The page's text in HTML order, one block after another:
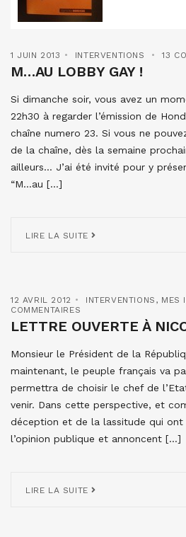
1 JUIN 2013 INTERVENTIONS 13
M…AU LOBBY GAY !
Si dimanche soir, vous avez un
22h30 à regarder l’émission de
chaîne numero 23. Si vous ne
de la chaîne, dès la semaine
ailleurs… J’ai été invité pour y
“M…au […]
LIRE LA SUITE
12 AVRIL 2012 INTERVENTIONS , MES
COMMENTAIRES
LETTRE OUVERTE À
Monsieur le Président de la
maintenant, le peuple français va
permettra de choisir le chef de
venir. Dans cette perspective, et
déception et de la lassitude qui ont
l’opinion publique et annoncent […]
LIRE LA SUITE